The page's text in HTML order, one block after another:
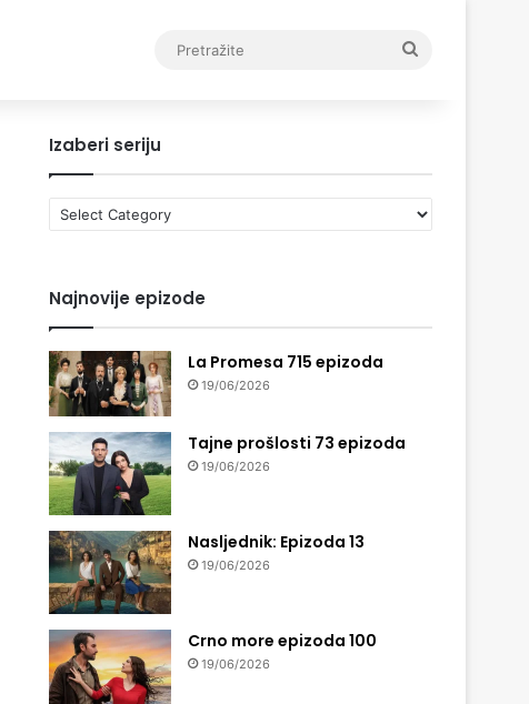
Izaberi seriju
Izaberi
seriju
Najnovije epizode
La Promesa 715 epizoda
19/06/2026
Tajne prošlosti 73 epizoda
19/06/2026
Nasljednik: Epizoda 13
19/06/2026
Crno more epizoda 100
19/06/2026